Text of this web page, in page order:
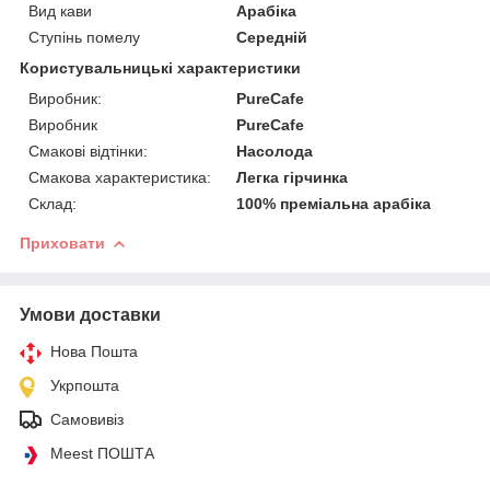
Вид кави
Арабіка
Ступінь помелу
Середній
Користувальницькі характеристики
Виробник:
PureCafe
Виробник
PureCafe
Смакові відтінки:
Насолода
Смакова характеристика:
Легка гірчинка
Склад:
100% преміальна арабіка
Приховати
Умови доставки
Нова Пошта
Укрпошта
Самовивіз
Meest ПОШТА